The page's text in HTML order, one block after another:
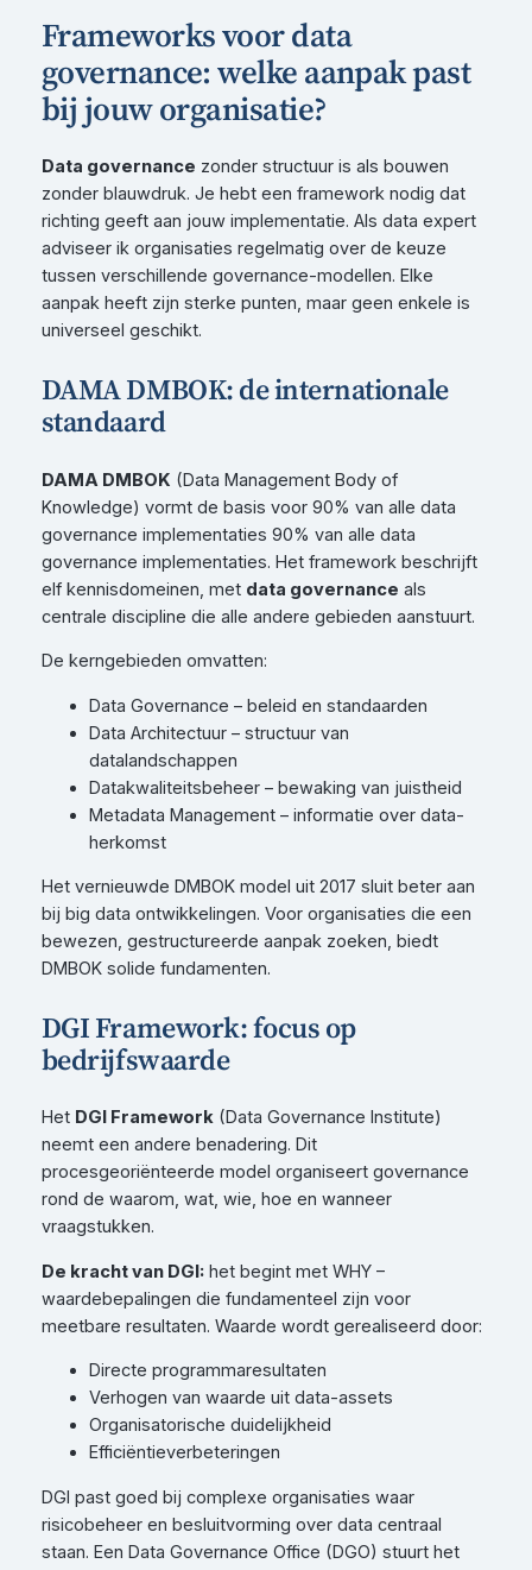
Frameworks voor data
governance: welke aanpak past
bij jouw organisatie?
Data governance zonder structuur is als bouwen
zonder blauwdruk. Je hebt een framework nodig dat
richting geeft aan jouw implementatie. Als data expert
adviseer ik organisaties regelmatig over de keuze
tussen verschillende governance-modellen. Elke
aanpak heeft zijn sterke punten, maar geen enkele is
universeel geschikt.
DAMA DMBOK: de internationale
standaard
DAMA DMBOK (Data Management Body of
Knowledge) vormt de basis voor 90% van alle data
governance implementaties 90% van alle data
governance implementaties. Het framework beschrijft
elf kennisdomeinen, met data governance als
centrale discipline die alle andere gebieden aanstuurt.
De kerngebieden omvatten:
Data Governance – beleid en standaarden
Data Architectuur – structuur van
datalandschappen
Datakwaliteitsbeheer – bewaking van juistheid
Metadata Management – informatie over data-
herkomst
Het vernieuwde DMBOK model uit 2017 sluit beter aan
bij big data ontwikkelingen. Voor organisaties die een
bewezen, gestructureerde aanpak zoeken, biedt
DMBOK solide fundamenten.
DGI Framework: focus op
bedrijfswaarde
Het DGI Framework(Data Governance Institute)
neemt een andere benadering. Dit
procesgeoriënteerde model organiseert governance
rond de waarom, wat, wie, hoe en wanneer
vraagstukken.
De kracht van DGI:het begint met WHY –
waardebepalingen die fundamenteel zijn voor
meetbare resultaten. Waarde wordt gerealiseerd door:
Directe programmaresultaten
Verhogen van waarde uit data-assets
Organisatorische duidelijkheid
Efficiëntieverbeteringen
DGI past goed bij complexe organisaties waar
risicobeheer en besluitvorming over data centraal
staan. Een Data Governance Office (DGO) stuurt het